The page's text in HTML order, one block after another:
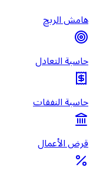
هامش الربح
حاسبة التعادل
حاسبة النفقات
قرض الأعمال